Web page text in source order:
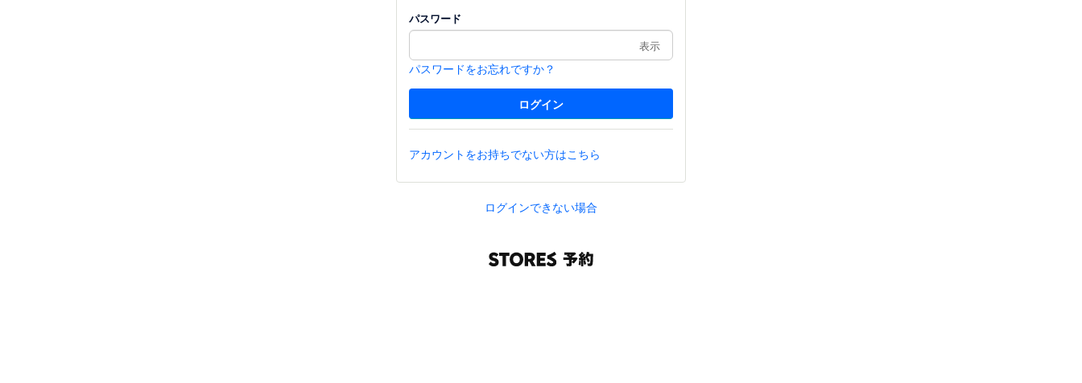
パスワード
表示
パスワードをお忘れですか？
アカウントをお持ちでない方はこちら
ログインできない場合